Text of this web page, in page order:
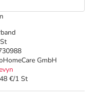
GmbH
€/1 St